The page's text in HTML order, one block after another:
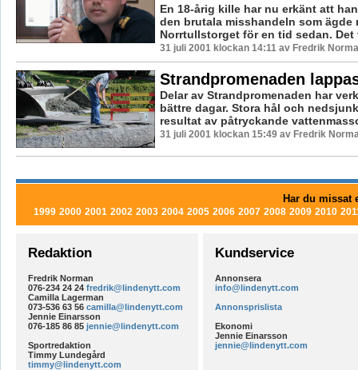
En 18-årig kille har nu erkänt att
den brutala misshandeln som ägde
Norrtullstorget för en tid sedan. Det
31 juli 2001 klockan 14:11 av Fredrik
Strandpromenaden
Delar av Strandpromenaden har
bättre dagar. Stora hål och
resultat av påtryckande
31 juli 2001 klockan 15:49 av Fredrik
Har du missat
1999 2000 2001 2002 2003 2004 2005 2006 2007 2008 2009 2010
Redaktion
Fredrik Norman
076-234 24 24 fredrik@lindenytt.com
Camilla Lagerman
073-536 63 56 camilla@lindenytt.com
Jennie Einarsson
076-185 86 85 jennie@lindenytt.com
Sportredaktion
Timmy Lundegård
timmy@lindenytt.com
Kundservice
Annonsera
info@lindenytt.com
Annonsprislista
Ekonomi
Jennie Einarsson
jennie@lindenytt.com